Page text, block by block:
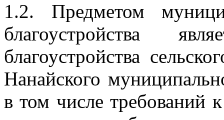
1.2. Предметом
благоустройства
благоустройства
Нанайского
в том числе требований